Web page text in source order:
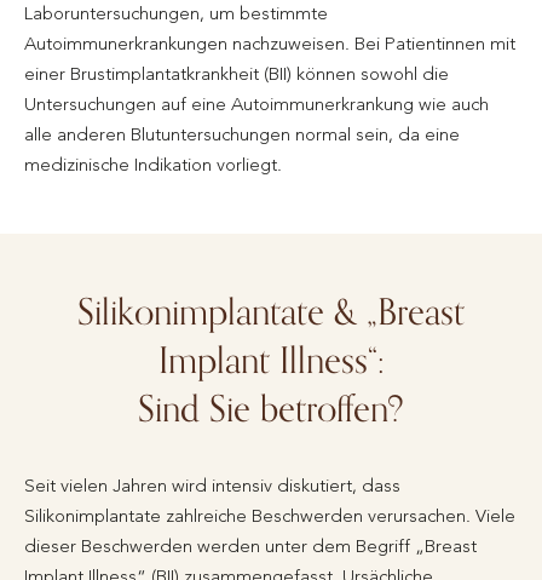
Laboruntersuchungen, um bestimmte
Autoimmunerkrankungen nachzuweisen. Bei Patientinnen mit
einer Brustimplantatkrankheit (BII) können sowohl die
Untersuchungen auf eine Autoimmunerkrankung wie auch
alle anderen Blutuntersuchungen normal sein, da eine
medizinische Indikation vorliegt.
Silikonimplantate & „Breast
Implant Illness“:
Sind Sie betroffen?
Seit vielen Jahren wird intensiv diskutiert, dass
Silikonimplantate zahlreiche Beschwerden verursachen. Viele
dieser Beschwerden werden unter dem Begriff „Breast